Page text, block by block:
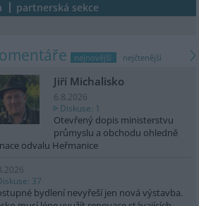
partnerská sekce
nejnovější nejčtenější
Jiří Michalisko
6.8.2026
Diskuse: 1
Otevřený dopis ministerstvu
průmyslu a obchodu ohledně
odvalu Heřmanice
37
bydlení nevyřeší jen nová výstavba.